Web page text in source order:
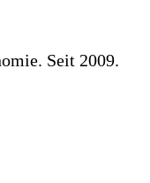
Seit 2009.